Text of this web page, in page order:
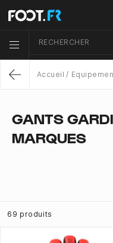
Menu list icon
RECHERCHER
Accueil
GANTS
MARQUES
69 produits